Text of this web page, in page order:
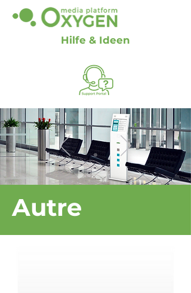
Hilfe & Ideen
Autre